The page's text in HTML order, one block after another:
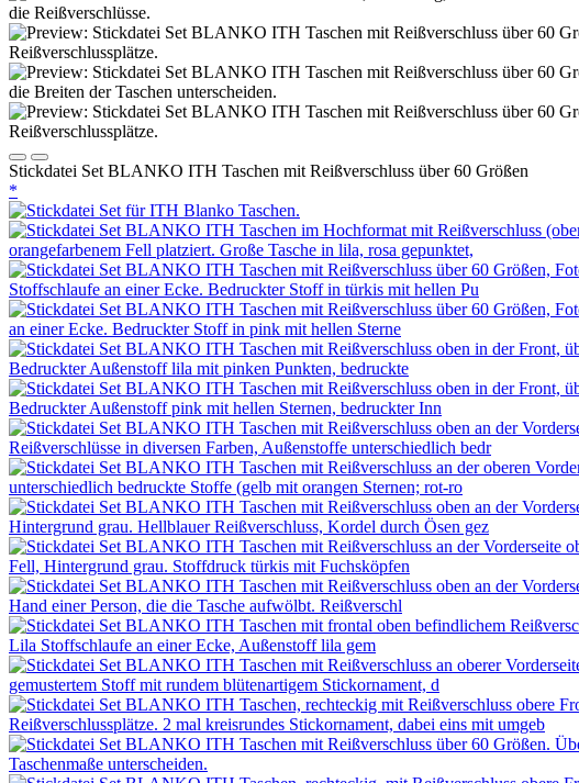
Stickdatei Set BLANKO ITH Taschen mit Reißverschluss über 60 Größen
*